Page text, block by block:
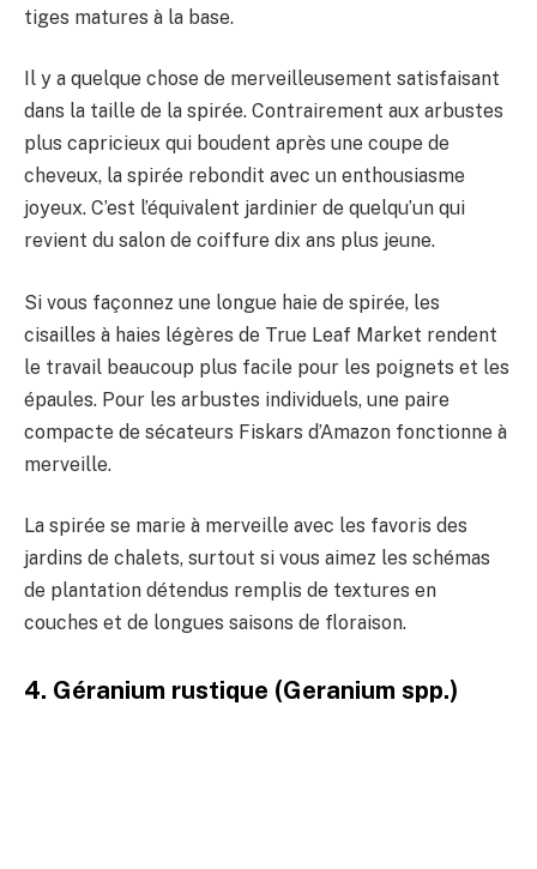
tiges matures à la base.
Il y a quelque chose de merveilleusement satisfaisant
dans la taille de la spirée. Contrairement aux arbustes
plus capricieux qui boudent après une coupe de
cheveux, la spirée rebondit avec un enthousiasme
joyeux. C’est l’équivalent jardinier de quelqu’un qui
revient du salon de coiffure dix ans plus jeune.
Si vous façonnez une longue haie de spirée, les
cisailles à haies légères de True Leaf Market rendent
le travail beaucoup plus facile pour les poignets et les
épaules. Pour les arbustes individuels, une paire
compacte de sécateurs Fiskars d’Amazon fonctionne à
merveille.
La spirée se marie à merveille avec les favoris des
jardins de chalets, surtout si vous aimez les schémas
de plantation détendus remplis de textures en
couches et de longues saisons de floraison.
4. Géranium rustique (Geranium spp.)